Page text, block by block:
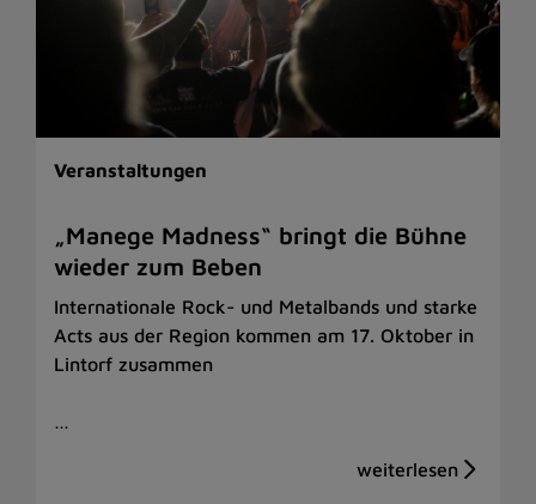
Veranstaltungen
„Manege Madness“ bringt die Bühne
wieder zum Beben
Internationale Rock- und Metalbands und starke
Acts aus der Region kommen am 17. Oktober in
Lintorf zusammen
…